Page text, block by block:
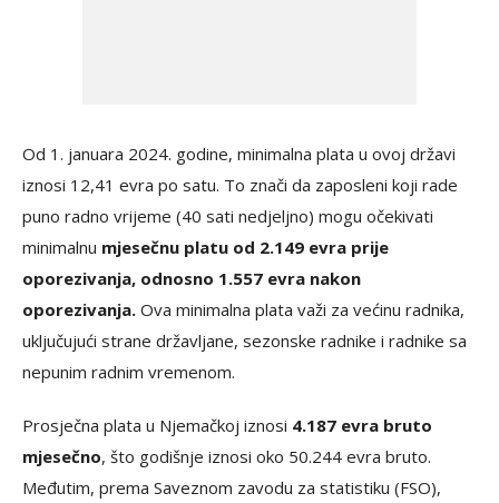
Od 1. januara 2024. godine, minimalna plata u ovoj državi
iznosi 12,41 evra po satu. To znači da zaposleni koji rade
puno radno vrijeme (40 sati nedjeljno) mogu očekivati
minimalnu mjesečnu platu od 2.149 evra prije
oporezivanja, odnosno 1.557 evra nakon
oporezivanja. Ova minimalna plata važi za većinu radnika,
uključujući strane državljane, sezonske radnike i radnike sa
nepunim radnim vremenom.
Prosječna plata u Njemačkoj iznosi 4.187 evra bruto
mjesečno, što godišnje iznosi oko 50.244 evra bruto.
Međutim, prema Saveznom zavodu za statistiku (FSO),